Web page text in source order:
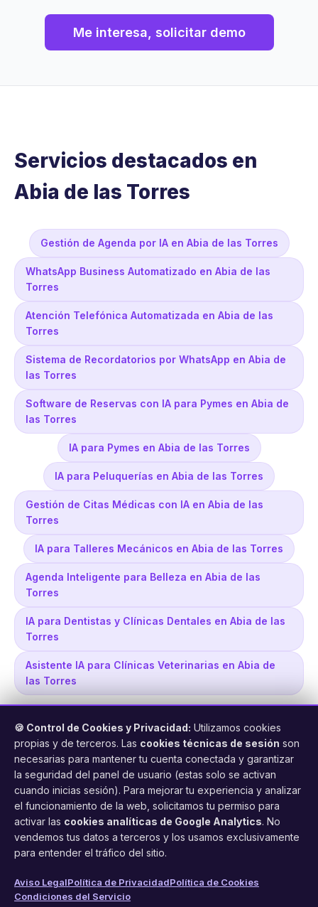
Me interesa, solicitar demo
Servicios destacados en
Abia de las Torres
Gestión de Agenda por IA en Abia de las Torres
WhatsApp Business Automatizado en Abia de las
Torres
Atención Telefónica Automatizada en Abia de las
Torres
Sistema de Recordatorios por WhatsApp en Abia de
las Torres
Software de Reservas con IA para Pymes en Abia de
las Torres
IA para Pymes en Abia de las Torres
IA para Peluquerías en Abia de las Torres
Gestión de Citas Médicas con IA en Abia de las
Torres
IA para Talleres Mecánicos en Abia de las Torres
Agenda Inteligente para Belleza en Abia de las
Torres
IA para Dentistas y Clínicas Dentales en Abia de las
Torres
Asistente IA para Clínicas Veterinarias en Abia de
las Torres
FacilCita
Asistente inteligente de citas por teléfono y WhatsApp.
Gestión profesional de agenda con IA para tu negocio.
Funciones Aviso Legal
🍪 Control de Cookies y Privacidad: Utilizamos cookies
propias y de terceros. Las cookies técnicas de sesión son
necesarias para mantener tu cuenta conectada y garantizar
la seguridad del panel de usuario (estas solo se activan
cuando inicias sesión). Para mejorar tu experiencia y analizar
el funcionamiento de la web, solicitamos tu permiso para
activar las cookies analíticas de Google Analytics. No
vendemos tus datos a terceros y los usamos exclusivamente
para entender el tráfico del sitio.
Aviso LegalPolítica de PrivacidadPolítica de Cookies
Condiciones del Servicio